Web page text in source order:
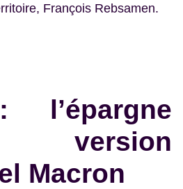
François Rebsamen.
version
Macron